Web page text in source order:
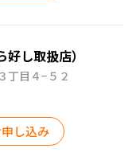
し取扱店）
丁目４−５２
し込み